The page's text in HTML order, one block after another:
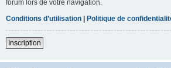
forum lors de votre navigation.
Conditions d’utilisation | Politique de
Inscription